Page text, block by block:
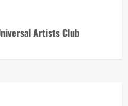
Artists Club